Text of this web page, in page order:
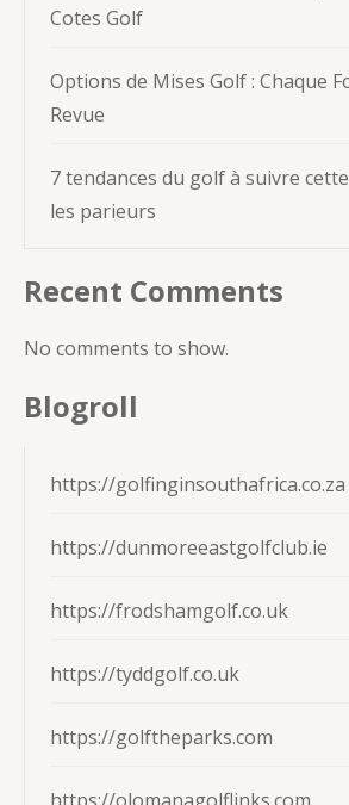
Cotes Golf
Options de Mises Golf : Chaque
Revue
7 tendances du golf à suivre
les parieurs
Recent Comments
No comments to show.
Blogroll
https://golfinginsouthafrica.co.za
https://dunmoreeastgolfclub.ie
https://frodshamgolf.co.uk
https://tyddgolf.co.uk
https://golftheparks.com